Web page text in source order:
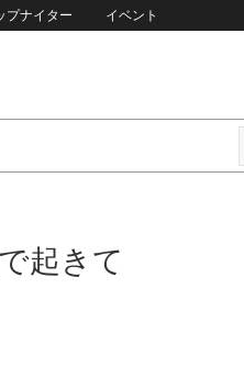
プナイター イベント
起きて